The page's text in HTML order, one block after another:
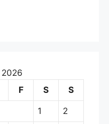
F S S
1 2